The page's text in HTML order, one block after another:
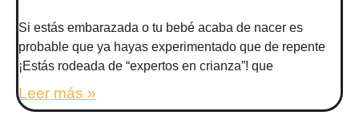
Si estás embarazada o tu bebé acaba de nacer es
probable que ya hayas experimentado que de repente
¡Estás rodeada de “expertos en crianza”! que
Leer más »